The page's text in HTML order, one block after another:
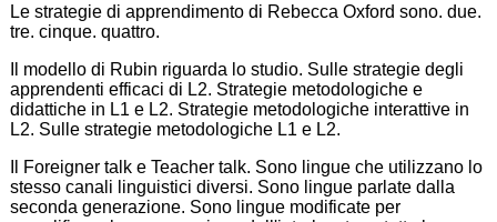
Le strategie di apprendimento di Rebecca Oxford sono. due.
tre. cinque. quattro.
Il modello di Rubin riguarda lo studio. Sulle strategie degli
apprendenti efficaci di L2. Strategie metodologiche e
didattiche in L1 e L2. Strategie metodologiche interattive in
L2. Sulle strategie metodologiche L1 e L2.
Il Foreigner talk e Teacher talk. Sono lingue che utilizzano lo
stesso canali linguistici diversi. Sono lingue parlate dalla
seconda generazione. Sono lingue modificate per